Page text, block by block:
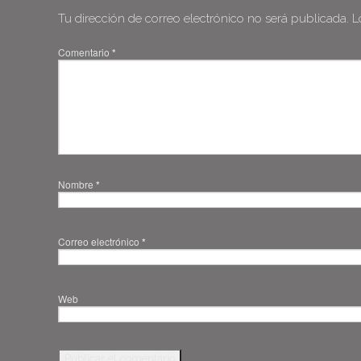
Tu dirección de correo electrónico no será publicada.
Comentario *
Nombre *
Correo electrónico *
Web